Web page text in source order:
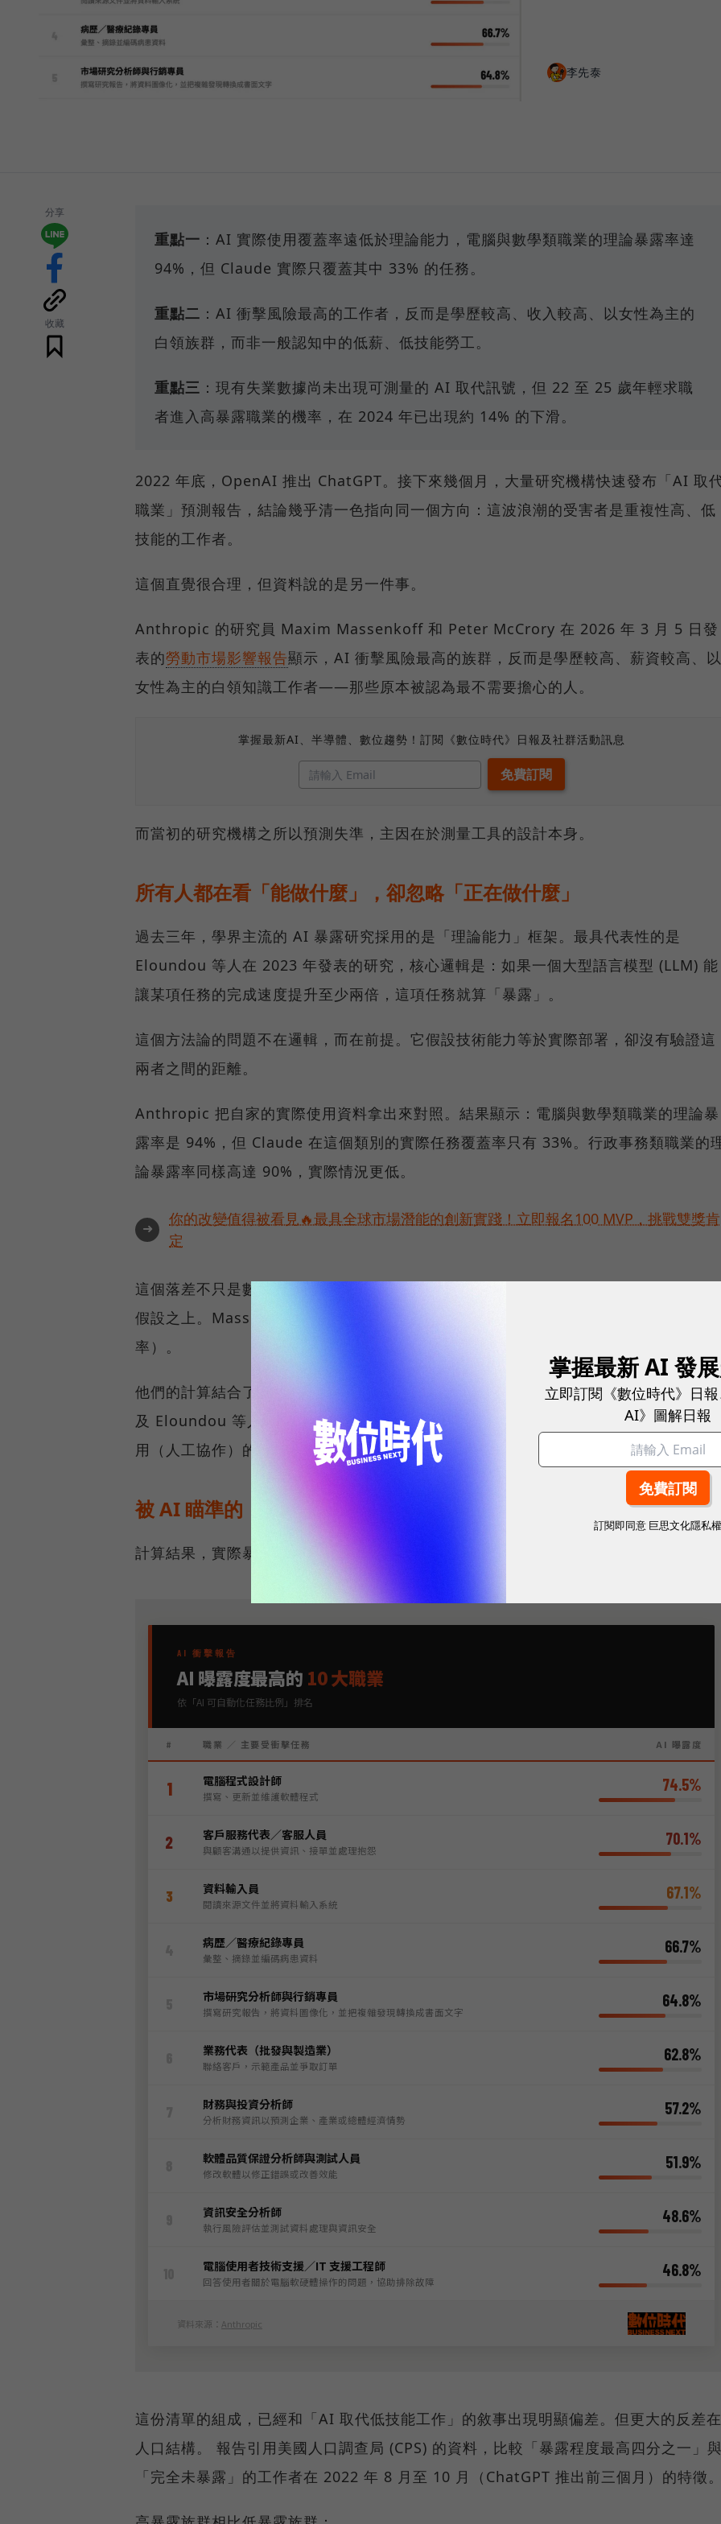
李先泰
分享
收藏
重點一 ：AI 實際使用覆蓋率遠低於理論能力，電腦與數學類職業的理論暴露率達
94%，但 Claude 實際只覆蓋其中 33% 的任務。
重點二 ：AI 衝擊風險最高的工作者，反而是學歷較高、收入較高、以女性為主的
白領族群，而非一般認知中的低薪、低技能勞工。
重點三 ：現有失業數據尚未出現可測量的 AI 取代訊號，但 22 至 25 歲年輕求職
者進入高暴露職業的機率，在 2024 年已出現約 14% 的下滑。
2022 年底，OpenAI 推出 ChatGPT。接下來幾個月，大量研究機構快速發布「AI 取
職業」預測報告，結論幾乎清一色指向同一個方向：這波浪潮的受害者是重複性高、低
技能的工作者。
這個直覺很合理，但資料說的是另一件事。
Anthropic 的研究員 Maxim Massenkoff 和 Peter McCrory 在 2026 年 3 月 5 日發
表的勞動市場影響報告顯示，AI 衝擊風險最高的族群，反而是學歷較高、薪資較高、以
女性為主的白領知識工作者——那些原本被認為最不需要擔心的人。
掌握最新AI、半導體、數位趨勢！訂閱《數位時代》日報及社群活動訊息
而當初的研究機構之所以預測失準，主因在於測量工具的設計本身。
所有人都在看「能做什麼」，卻忽略「正在做什麼」
過去三年，學界主流的 AI 暴露研究採用的是「理論能力」框架。最具代表性的是
Eloundou 等人在 2023 年發表的研究，核心邏輯是：如果一個大型語言模型 (LLM) 能
讓某項任務的完成速度提升至少兩倍，這項任務就算「暴露」。
這個方法論的問題不在邏輯，而在前提。它假設技術能力等於實際部署，卻沒有驗證這
兩者之間的距離。
Anthropic 把自家的實際使用資料拿出來對照。結果顯示：電腦與數學類職業的理論暴
露率是 94%，但 Claude 在這個類別的實際任務覆蓋率只有 33%。行政事務類職業的
論暴露率同樣高達 90%，實際情況更低。
➜
你的改變值得被看見🔥最具全球市場潛能的創新實踐！立即報名100 MVP，挑戰雙獎肯
定
這個落差不只是數字問題，它意味著過去三年的大量預測，是建立在一個從未被驗證的
假設之上。Massenkoff 和 McCrory 將此稱為「Observed Exposure」（實際暴露
率）。
他們的計算結合了 O*NET 職業任務資料庫、Anthropic 自身的 Claude 使用資料，以
及 Eloundou 等人的理論評分，並在加權時讓自動化使用（API 流程）的權重是輔助使
用（人工協作）的兩倍，因為前者對就業的直接衝擊更大。
被 AI 瞄準的，不是低薪勞工
計算結果，實際暴露率排名前十的職業依序如下：
這份清單的組成，已經和「AI 取代低技能工作」的敘事出現明顯偏差。但更大的反差在
人口結構。 報告引用美國人口調查局 (CPS) 的資料，比較「暴露程度最高四分之一」
「完全未暴露」的工作者在 2022 年 8 月至 10 月（ChatGPT 推出前三個月）的特徵
掌握最新 AI 發
立即訂閱《數位時代》日
AI》圖解日報
訂閱即同意 巨思文化隱私